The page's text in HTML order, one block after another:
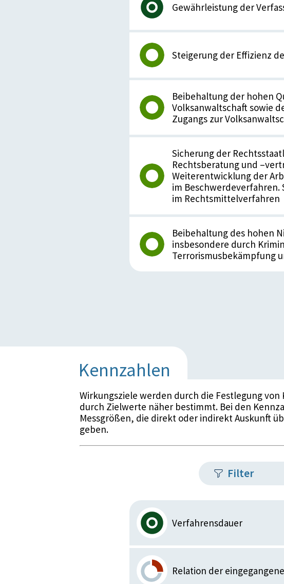
Gewährleistung der
Steigerung der Effizienz
Beibehaltung der hohen
Volksanwaltschaft sowie
Zugangs zur
Sicherung der
Rechtsberatung und
Weiterentwicklung der
im
im Rechtsmittelverfahren
Beibehaltung des hohen
insbesondere durch
Terrorismusbekämpfung
Kennzahlen
Wirkungsziele werden durch die Festlegung
durch Zielwerte näher bestimmt. Bei den
Messgrößen, die direkt oder indirekt Auskunft
geben.
Filter
Verfahrensdauer
Relation der